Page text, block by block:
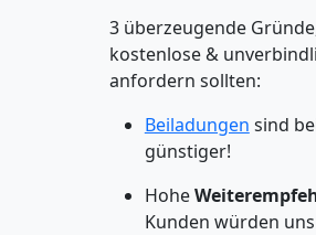
3 überzeugende
kostenlose &
anfordern sollten:
Beiladungen sind
günstiger!
Hohe
Kunden würden